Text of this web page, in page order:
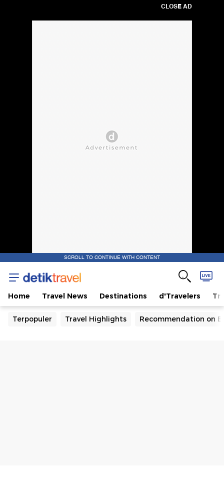
CLOSE AD
SCROLL TO CONTINUE WITH CONTENT
Home Travel News Destinations d'Travelers
Terpopuler Travel Highlights Recommendation on